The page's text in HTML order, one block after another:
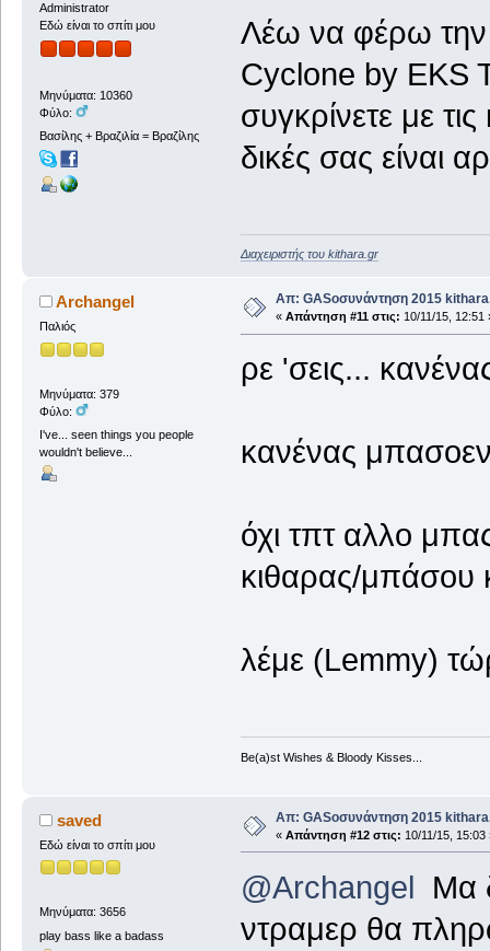
Administrator
Εδώ είναι το σπίτι μου
Μηνύματα: 10360
Φύλο:
Βασίλης + Βραζιλία = Βραζίλης
Λέω να φέρω την
Cyclone by EKS
συγκρίνετε με
δικές σας είναι
Διαχειριστής του kithara.gr
Archangel
Παλιός
Μηνύματα: 379
Φύλο:
I've... seen things you people
wouldn't believe...
Απ: GASοσυνάντηση 2015
« Απάντηση #11 στις: 10/11/15, 12:51
ρε 'σεις...
κανένας
όχι τπτ αλλο
κιθαρας/
λέμε (Lemmy)
Be(a)st Wishes & Bloody Kisses...
saved
Εδώ είναι το σπίτι μου
Μηνύματα: 3656
play bass like a badass
Απ: GASοσυνάντηση 2015
« Απάντηση #12 στις: 10/11/15, 15:03
@Archangel Μα
ντραμερ θα